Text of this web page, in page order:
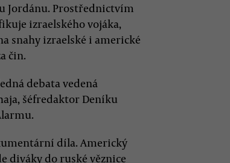
Jordánu. Prostřednictvím
izraelského vojáka,
snahy izraelské i americké
čin.
debata vedená
šéfredaktor Deníku
díla. Americký
diváky do ruské věznice